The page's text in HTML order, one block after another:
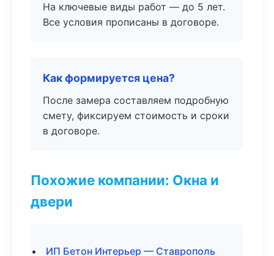
На ключевые виды работ — до 5 лет.
Все условия прописаны в договоре.
Как формируется цена?
После замера составляем подробную
смету, фиксируем стоимость и сроки
в договоре.
Похожие компании: Окна и
двери
ИП Бетон Интерьер — Ставрополь